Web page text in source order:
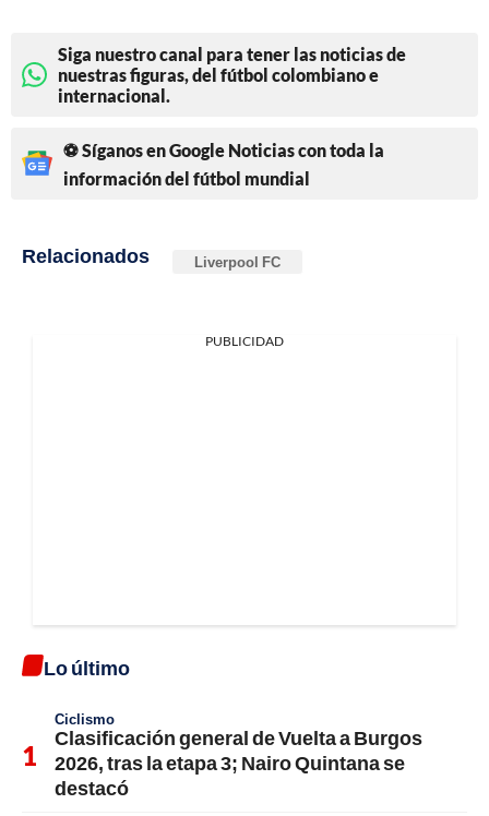
Siga nuestro canal para tener las noticias de
nuestras figuras, del fútbol colombiano e
internacional.
⚽ Síganos en Google Noticias con toda la
información del fútbol mundial
Relacionados Liverpool FC
PUBLICIDAD
Lo último
Ciclismo
Clasificación general de Vuelta a Burgos
2026, tras la etapa 3; Nairo Quintana se
destacó